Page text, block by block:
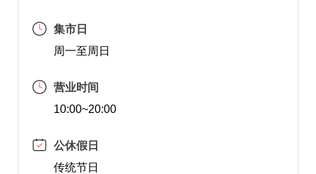
集市日
周一至周日
营业时间
10:00~20:00
公休假日
传统节日